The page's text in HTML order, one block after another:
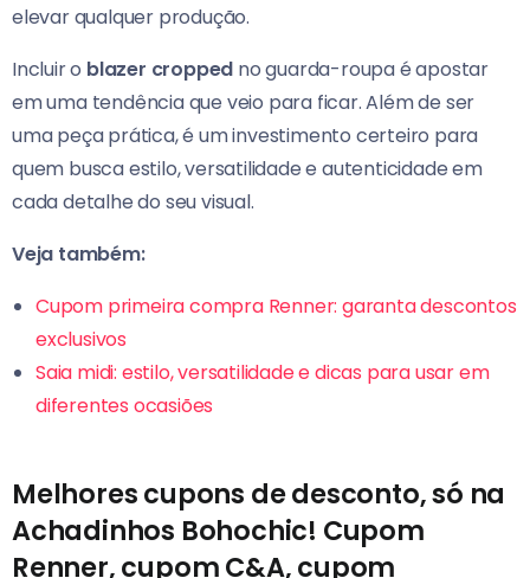
elevar qualquer produção.
Incluir o blazer cropped no guarda-roupa é apostar
em uma tendência que veio para ficar. Além de ser
uma peça prática, é um investimento certeiro para
quem busca estilo, versatilidade e autenticidade em
cada detalhe do seu visual.
Veja também:
Cupom primeira compra Renner: garanta descontos
exclusivos
Saia midi: estilo, versatilidade e dicas para usar em
diferentes ocasiões
Melhores cupons de desconto, só na
Achadinhos Bohochic! Cupom
Renner, cupom C&A, cupom